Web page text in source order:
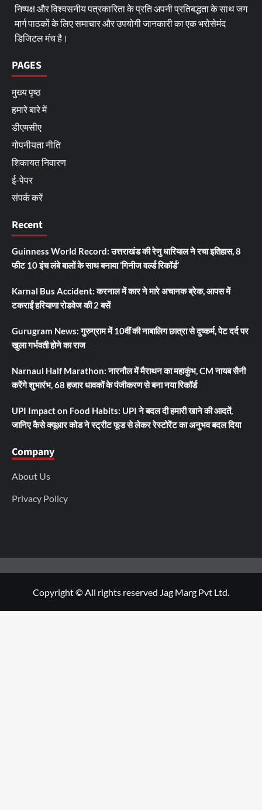
निष्पक्ष और विश्वसनीय पत्रकारिता के प्रति अपनी प्रतिबद्धता के साथ जग
मार्ग पाठकों के लिए समाचार और उपयोगी जानकारी का एक भरोसेमंद
डिजिटल मंच है।
PAGES
मुख्य पृष्ठ
हमारे बारे में
डीएमसीए
गोपनीयता नीति
शिकायत निवारण
ई-पेपर
संपर्क करें
Recent
Guinness World Record: उत्तराखंड की रेणु धारियाल ने रचा इतिहास, 8
फीट 10 इंच लंबे बालों के साथ बनाया ‘गिनीज वर्ल्ड रिकॉर्ड’
Karnal Bus Accident: करनाल में कार ने मारे अचानक ब्रेक, आपस में
टकराईं हरियाणा रोडवेज की 2 बसें
Gurugram News: गुरुग्राम में 10वीं की नाबालिग छात्रा से दुष्कर्म, पेट दर्द पर
खुला गर्भवती होने का राज
Narnaul Half Marathon: नारनौल में मैराथन का महाकुंभ, CM नायब सैनी
करेंगे शुभारंभ, 68 हजार धावकों के पंजीकरण से बना नया रिकॉर्ड
UPI Impact on Food Habits: UPI ने बदल दी हमारी खाने की आदतें,
जानिए कैसे क्यूआर कोड ने स्ट्रीट फूड से लेकर रेस्टोरेंट का अनुभव बदल दिया
Company
About Us
Privacy Policy
Copyright © All rights reserved Jag Marg Pvt Ltd.